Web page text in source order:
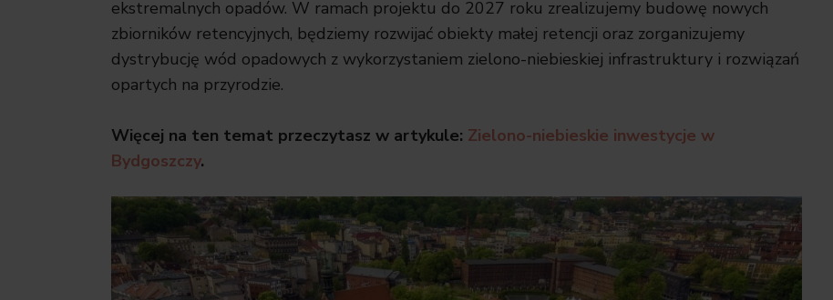
ekstremalnych opadów. W ramach projektu do 2027 roku zrealizujemy budowę nowych
zbiorników retencyjnych, będziemy rozwijać obiekty małej retencji oraz zorganizujemy
dystrybucję wód opadowych z wykorzystaniem zielono-niebieskiej infrastruktury i rozwiązań
opartych na przyrodzie.
Więcej na ten temat przeczytasz w artykule: Zielono-niebieskie inwestycje w
Bydgoszczy.